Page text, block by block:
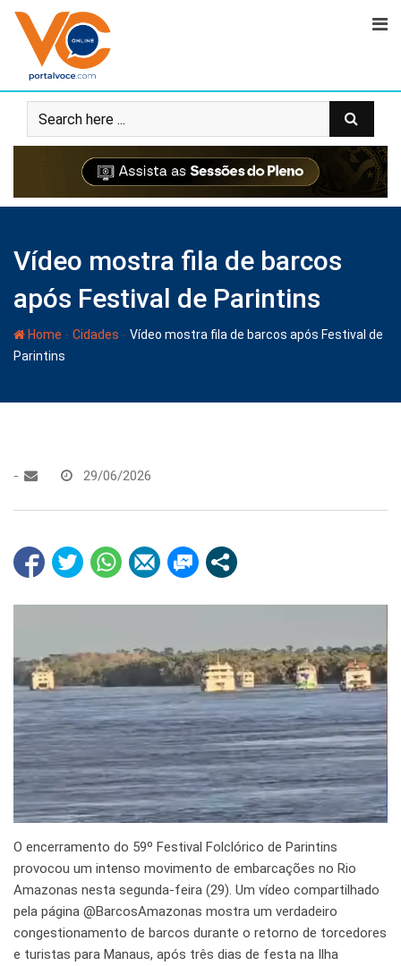
Vídeo mostra fila de barcos
após Festival de Parintins
Home - Cidades - Vídeo mostra fila de barcos após Festival de
Parintins
- 29/06/2026
O encerramento do 59º Festival Folclórico de Parintins
provocou um intenso movimento de embarcações no Rio
Amazonas nesta segunda-feira (29). Um vídeo compartilhado
pela página @BarcosAmazonas mostra um verdadeiro
congestionamento de barcos durante o retorno de torcedores
e turistas para Manaus, após três dias de festa na Ilha